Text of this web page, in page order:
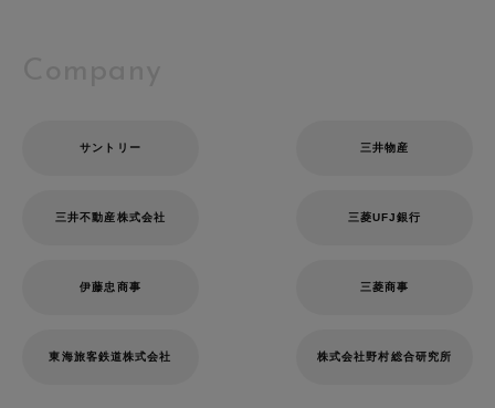
サントリー 三井物産
三井不動産株式会社 三菱UFJ銀行
伊藤忠商事 三菱商事
東海旅客鉄道株式会社 株式会社野村総合研究所